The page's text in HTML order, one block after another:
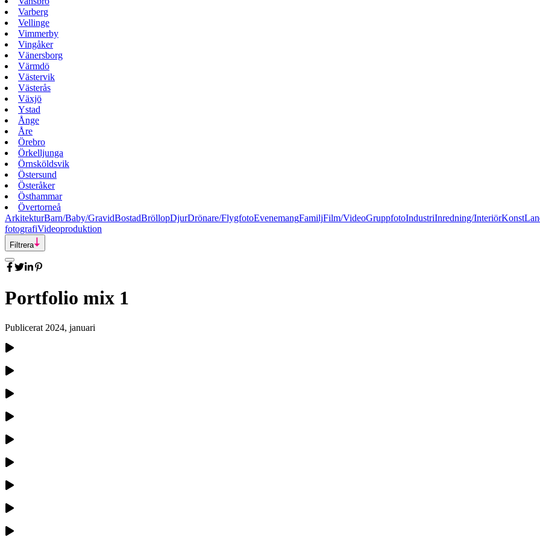
Varberg
Vellinge
Vimmerby
Vingåker
Vänersborg
Värmdö
Västervik
Västerås
Växjö
Ystad
Ånge
Åre
Örebro
Örkelljunga
Örnsköldsvik
Östersund
Österåker
Östhammar
Övertorneå
ArkitekturBarn/Baby/GravidBostadBröllopDjurDrönare/FlygfotoEvenemangFamiljFilm/VideoGruppfotoIndustriInredning/InteriörKonst
fotografiVideoproduktion
Filtrera
Portfolio mix 1
Publicerat 2024, januari